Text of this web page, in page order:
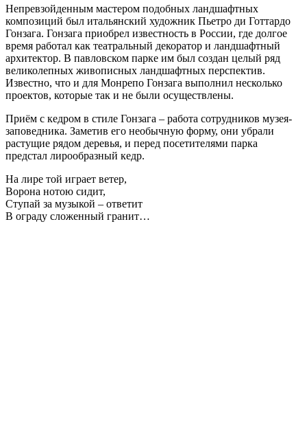
Непревзойденным мастером подобных ландшафтных
композиций был итальянский художник Пьетро ди Готтардо
Гонзага. Гонзага приобрел известность в России, где долгое
время работал как театральный декоратор и ландшафтный
архитектор. В павловском парке им был создан целый ряд
великолепных живописных ландшафтных перспектив.
Известно, что и для Монрепо Гонзага выполнил несколько
проектов, которые так и не были осуществлены.
Приём с кедром в стиле Гонзага – работа сотрудников музея-
заповедника. Заметив его необычную форму, они убрали
растущие рядом деревья, и перед посетителями парка
предстал лирообразный кедр.
На лире той играет ветер,
Ворона нотою сидит,
Ступай за музыкой – ответит
В ограду сложенный гранит…